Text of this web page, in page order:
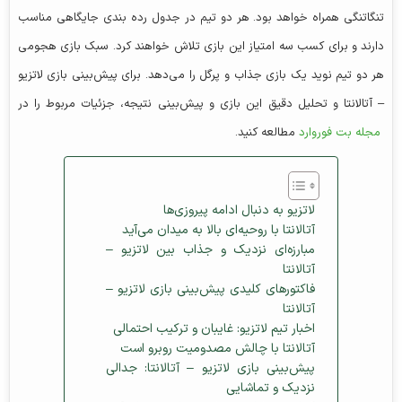
تنگاتنگی همراه خواهد بود. هر دو تیم در جدول رده‌ بندی جایگاهی مناسب
دارند و برای کسب سه امتیاز این بازی تلاش خواهند کرد. سبک بازی هجومی
هر دو تیم نوید یک بازی جذاب و پرگل را می‌دهد. برای پیش‌بینی بازی لاتزیو
– آتالانتا و تحلیل دقیق این بازی و پیش‌بینی نتیجه، جزئیات مربوط را در
مجله بت فورواردمطالعه کنید.
لاتزیو به دنبال ادامه پیروزی‌ها
آتالانتا با روحیه‌ای بالا به میدان می‌آید
مبارزه‌ای نزدیک و جذاب بین لاتزیو –
آتالانتا
فاکتورهای کلیدی پیش‌بینی بازی لاتزیو –
آتالانتا
اخبار تیم لاتزیو: غایبان و ترکیب احتمالی
آتالانتا با چالش مصدومیت روبرو است
پیش‌بینی بازی لاتزیو – آتالانتا: جدالی
نزدیک و تماشایی